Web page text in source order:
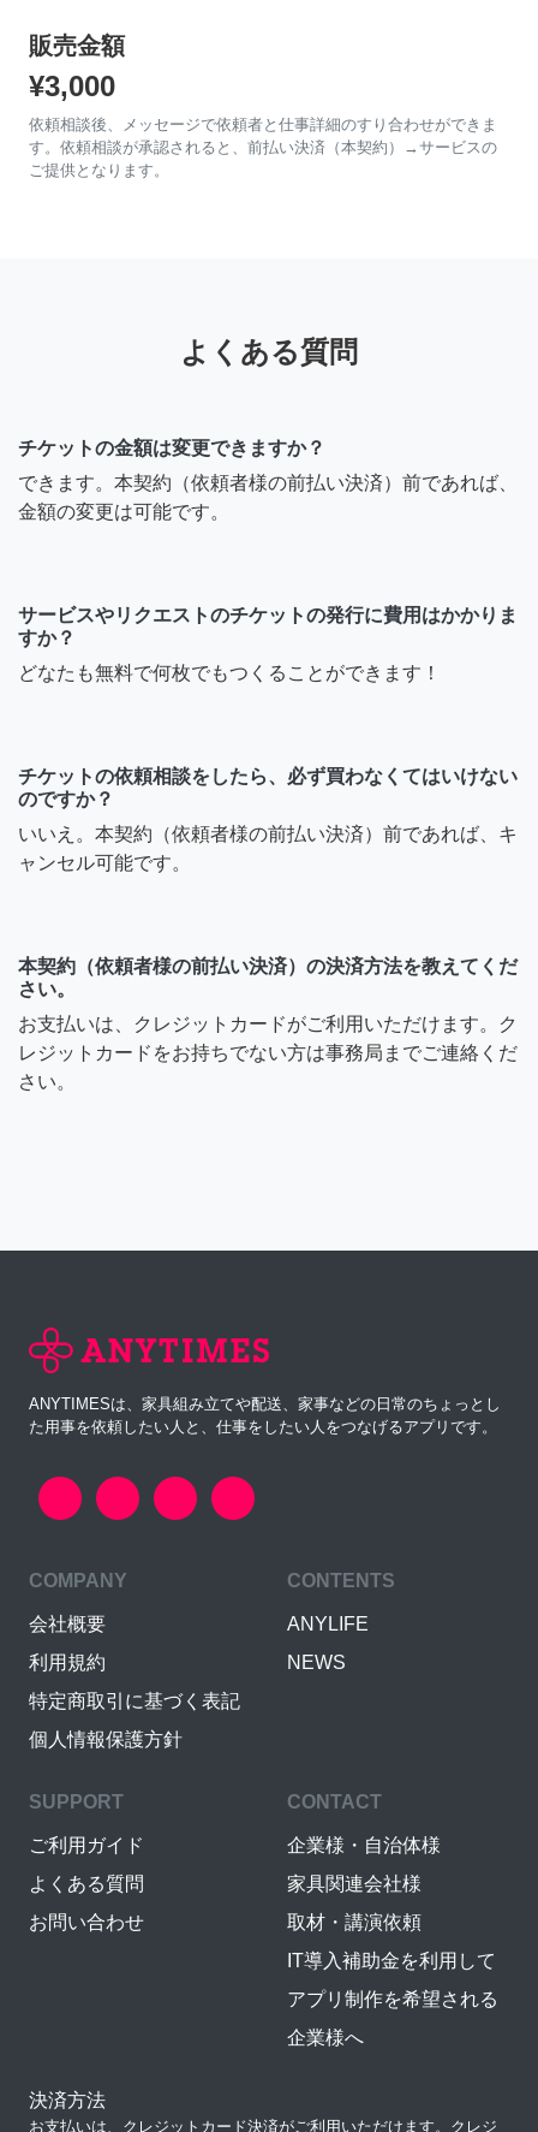
販売金額
¥3,000
依頼相談後、メッセージで依頼者と仕事詳細のすり合わせができま
す。依頼相談が承認されると、前払い決済（本契約）→サービスの
ご提供となります。
よくある質問
チケットの金額は変更できますか？
できます。本契約（依頼者様の前払い決済）前であれば、
金額の変更は可能です。
サービスやリクエストのチケットの発行に費用はかかりま
すか？
どなたも無料で何枚でもつくることができます！
チケットの依頼相談をしたら、必ず買わなくてはいけない
のですか？
いいえ。本契約（依頼者様の前払い決済）前であれば、キ
ャンセル可能です。
本契約（依頼者様の前払い決済）の決済方法を教えてくだ
さい。
お支払いは、クレジットカードがご利用いただけます。ク
レジットカードをお持ちでない方は事務局までご連絡くだ
さい。
ANYTIMESは、家具組み立てや配送、家事などの日常のちょっとし
た用事を依頼したい人と、仕事をしたい人をつなげるアプリです。
COMPANY
会社概要
利用規約
特定商取引に基づく表記
個人情報保護方針
CONTENTS
ANYLIFE
NEWS
SUPPORT
ご利用ガイド
よくある質問
お問い合わせ
CONTACT
企業様・自治体様
家具関連会社様
取材・講演依頼
IT導入補助金を利用して
アプリ制作を希望される
企業様へ
決済方法
お支払いは、クレジットカード決済がご利用いただけます。クレジ